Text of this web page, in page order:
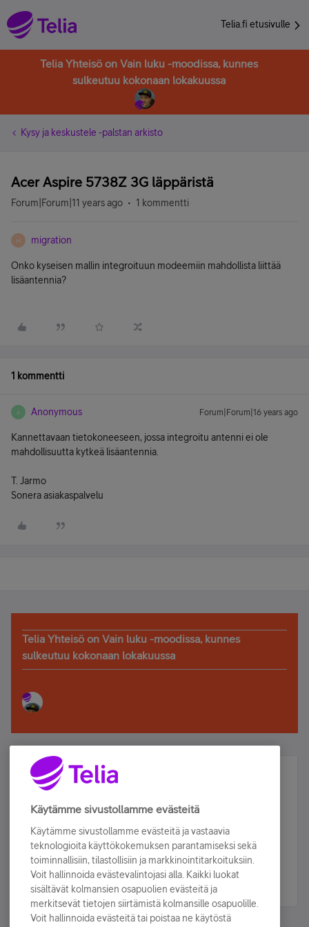
Telia.fi etusivulle
Telia Yhteisö on Vain luku -moodissa, kunnes
sulkeutuu kokonaan lokakuussa
Kysy ja keskustele -palstan arkisto
Acer Aspire 5738Z 3G läppäristä
Forum|Forum|11 years ago 1 kommentti
M migration
Onko kyseisen mallin integroituun modeemiin mahdollista liittää
lisäantennia?
1 kommentti
A Anonymous Forum|Forum|16 years ago
Kannettavaan tietokoneeseen, jossa integroitu antenni ei ole
mahdollisuutta kytkeä lisäantennia.
T. Jarmo
Sonera asiakaspalvelu
Telia Yhteisö on Vain luku -moodissa, kunnes
sulkeutuu kokonaan lokakuussa
Älä jää paitsi – osallistu ja voita!
Tilaa Telian uutiskirje ja olet mukana arvonnassa.
sähköpostiisi.
Tilaa nyt
Käytämme sivustollamme evästeitä
Käytämme sivustollamme evästeitä ja vastaavia
teknologioita käyttökokemuksen parantamiseksi sekä
toiminnallisiin, tilastollisiin ja markkinointitarkoituksiin.
Voit hallinnoida evästevalintojasi alla. Kaikki luokat
sisältävät kolmansien osapuolien evästeitä ja
merkitsevät tietojen siirtämistä kolmansille osapuolille.
Voit hallinnoida evästeitä tai poistaa ne käytöstä